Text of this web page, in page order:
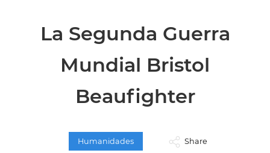
La Segunda Guerra
Mundial Bristol
Beaufighter
Humanidades Share